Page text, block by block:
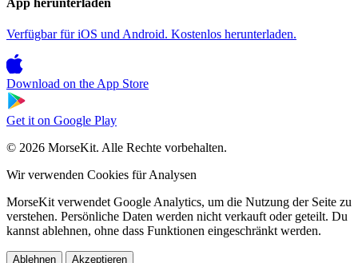
Verfügbar für iOS und Android. Kostenlos herunterladen.
Download on the App Store
Get it on Google Play
© 2026 MorseKit. Alle Rechte vorbehalten.
Wir verwenden Cookies für Analysen
MorseKit verwendet Google Analytics, um die Nutzung der Seite zu
verstehen. Persönliche Daten werden nicht verkauft oder geteilt. Du
kannst ablehnen, ohne dass Funktionen eingeschränkt werden.
Ablehnen Akzeptieren